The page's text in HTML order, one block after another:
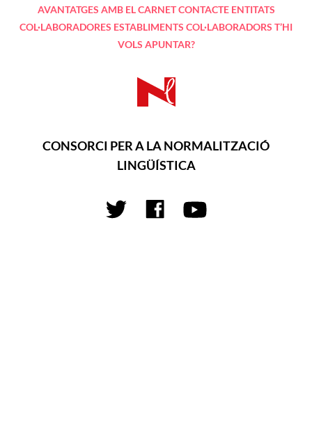
AVANTATGES AMB EL CARNET CONTACTE ENTITATS
COL·LABORADORES ESTABLIMENTS COL·LABORADORS T’HI
VOLS APUNTAR?
CONSORCI PER A LA NORMALITZACIÓ
LINGÜÍSTICA